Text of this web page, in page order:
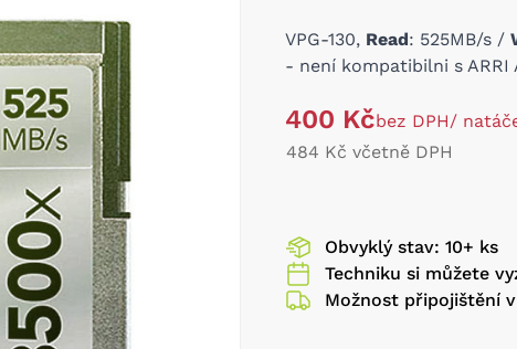
VPG-130, Read: 525MB/s /
- není kompatibilni s ARRI
400 Kčbez DPH/
484 Kč včetně DPH
Obvyklý stav: 10+ ks
Techniku si můžete
Možnost připojištění